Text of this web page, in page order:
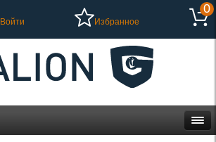
Войти Избранное
0